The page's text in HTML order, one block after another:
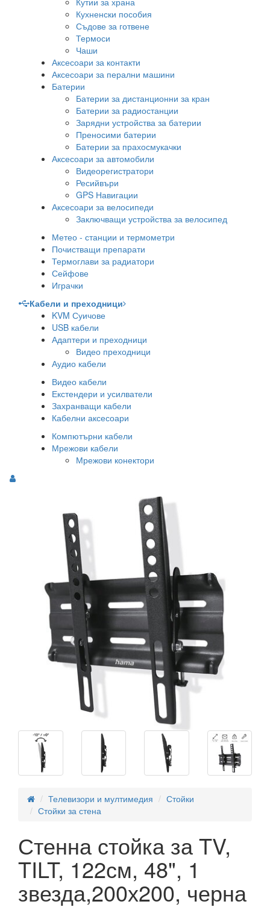
Кухненски пособия
Съдове за готвене
Термоси
Чаши
Аксесоари за контакти
Аксесоари за перални машини
Батерии
Батерии за дистанционни за кран
Батерии за радиостанции
Зарядни устройства за батерии
Преносими батерии
Батерии за прахосмукачки
Аксесоари за автомобили
Видеорегистратори
Ресийвъри
GPS Навигации
Аксесоари за велосипеди
Заключващи устройства за велосипед
Метео - станции и термометри
Почистващи препарати
Термоглави за радиатори
Сейфове
Играчки
Кабели и преходници
KVM Суичове
USB кабели
Адаптери и преходници
Видео преходници
Аудио кабели
Видео кабели
Екстендери и усилватели
Захранващи кабели
Кабелни аксесоари
Компютърни кабели
Мрежови кабели
Мрежови конектори
Телевизори и мултимедия
Стойки
Стойки за стена
Стенна стойка за TV,
TILT, 122см, 48", 1
звезда,200х200, черна